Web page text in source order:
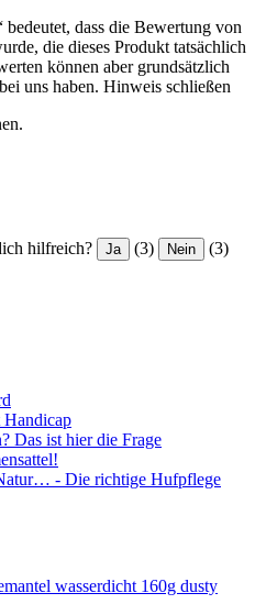
dass die Bewertung von
die dieses Produkt tatsächlich
können aber grundsätzlich
uns haben. Hinweis schließen
hilfreich? Ja (3) Nein (3)
Handicap
Das ist hier die Frage
- Die richtige Hufpflege
wasserdicht 160g dusty